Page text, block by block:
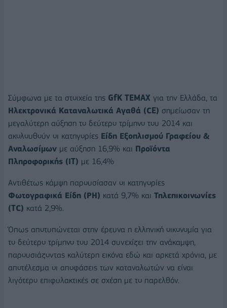
Σύμφωνα με τα στοιχεία της GfK TEMAX για την Ελλάδα, τα
Ηλεκτρονικά Καταναλωτικά Αγαθά (CE) σημείωσαν τη
μεγαλύτερη αύξηση το δεύτερο τρίμηνο του 2014 και
ακολουθούν οι κατηγορίες Είδη Εξοπλισμού Γραφείου &
Αναλωσίμων με αύξηση 16,9% και Προϊόντα
Πληροφορικής (IT) με 16,4%
Αντιθέτως κάμψη παρουσίασαν οι κατηγορίες
Φωτογραφικά Είδη (PH) κατά 9,7% και Τηλεπικοινωνίες
(TC) κατά 2,9%.
Όπως αποτυπώνεται στην έρευνα η ελληνική οικονομία για
το δεύτερο τρίμηνο του 2014 συνεχίζει την ανάκαμψη,
παρουσιάζοντας καλύτερη εικόνα εδώ και αρκετά χρόνια, με
αποτέλεσμα οι αποφάσεις των καταναλωτών να είναι
λιγότερο επιφυλακτικές σε σχέση με το παρελθόν.